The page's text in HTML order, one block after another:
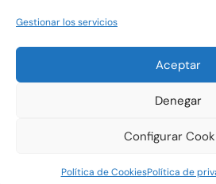
Gestionar los servicios
Aceptar
Denegar
Configurar
Política de CookiesPolítica de
The
The Shining
Derry